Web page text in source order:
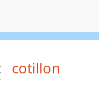
cotillon